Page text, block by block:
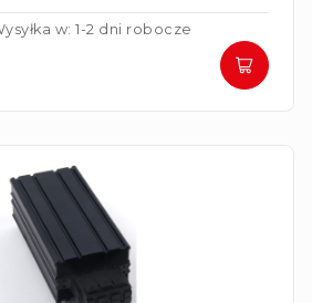
w: 1-2 dni robocze